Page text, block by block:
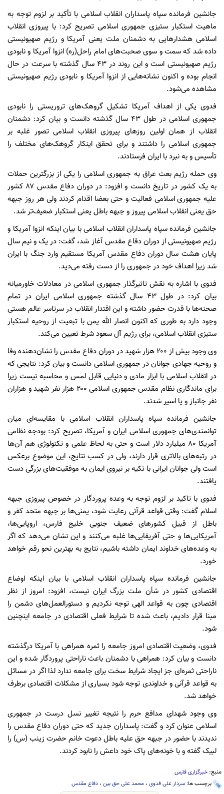
جانشین فرمانده سپاه پاسداران انقلاب اسلامی با تأکید بر لزوم توجه به
ماهیت استکبار ستیزی جمهوری اسلامی تصریح کرد: با پیروزی انقلاب
اسلامی هشدارهایی به دشمنان ملت یعنی آمریکا و رژیم صهیونیستی
داده شد که سمت و سوی صحبت‌های امام راحل(ره) انزوا آمریکا و نابودی
رژیم صهیونیستی است و این روند در ۴۳ سال گذشته با سرعت در حال
انجام بوده و اکنون نشانه‌هایی از انزوا آمریکا و نابودی رژیم صهیونیستی
مشاهده می‌شود.
فدوی یکی از اهداف آمریکا تشکیل گروهک‌های تروریستی را نابودی
جمهوری اسلامی در طول ۴۳ سال گذشته دانست و بیان کرد: دشمنان
انقلاب از همان اولین روزهای پیروزی انقلاب اسلامی تصور غلبه بر
جمهوری اسلامی را داشتند و برای تحقق اینکار گروهک‌های مختلف را
تأسیس و به نبرد با ایران فرستادند.
وی حمله رژیم بعث عراق به جمهوری اسلامی را یکی از بزرگترین حملات
به یک کشور در تاریخ دانست و افزود: در دوران دفاع مقدس ۸۷ کشور
علیه جمهوری اسلامی فعالیت و حتی بعضا اقدام کردند ولی هر روز جبهه
حق یعنی انقلاب اسلامی پیروز و جبهه باطل یعنی استکبار ضعیف‌تر شد.
جانشین فرمانده سپاه پاسداران انقلاب اسلامی با بیان اینکه انزوا آمریکا و
رژیم صهیونیستی از دوران دفاع مقدس آغاز شد، گفت: در یک و نیم سال
پایان هشت سال دوران دفاع مقدس آمریکا مستقیم وارد جنگ با ایران
شد زیرا اهداف خود در جمهوری را از دست رفته می‌دید.
فدوی با اشاره به نقش تاثیرگذار جمهوری اسلامی در معادلات خاورمیانه
بیان کرد: در طول ۴۳ سال گذشته جمهوری اسلامی ایران در تمام
صحنه‌ها با قدرت حضور داشته و این اقتدار انقلاب در سرتاسر عالم هستی
وجود دارد به طوری که اکنون انصار الله یمن با تبعیت از روحیه استکبار
ستیزی انقلاب اسلامی، برای رژیم آل سعود شرط تعیین می‌کند.
وی وجود بیش از ۲۰۰ هزار شهید در دوران دفاع مقدس را نشان‌دهنده وفا
و روحیه جهادی جوانان در جمهوری اسلامی دانست و بیان کرد: نتایجی که
در انقلاب اسلامی با ابزار مادی و دنیایی قابل لمس و محاسبه نیست زیرا
برای ماندگاری نظام مقدس جمهوری اسلامی ۲۰۰ هزار نفر شهید و هزاران
نفر جانباز و یا اسیر شدند.
جانشین فرمانده سپاه پاسداران انقلاب اسلامی با مقایسه‌ای میان
توانمندی‌های جمهوری اسلامی ایران و آمریکا، تصریح کرد: بودجه نظامی
آمریکا ۸۰ میلیارد دلار است و حتی به لحاظ علمی و تکنولوژی هم آن‌ها
در رتبه‌های بالاتری قرار دارند، ولی در کسب نتایج، این موضوع برعکس
است ولی جوانان ایرانی با تکیه بر نیروی ایمان به موفقیت‌های بزرگی دست
یافتند.
فدوی با تاکید بر لزوم توجه به وعده پروردگار در خصوص پیروزی جبهه
اسلام گفت: وقتی قواعد قرآنی رعایت شود، یمنی‌ها بر جبهه متحد کفر و
باطل از قبیل کشورهای ضعیف جنوبی خلیج فارس، اروپایی‌ها،
آمریکایی‌ها و حتی آفریقایی‌ها غلبه می‌کنند و این نشان می‌دهد که اگر
به وعده‌های خداوند ایمان داشته باشیم، نتایج به بهترین نحو رقم خواهد
خورد.
جانشین فرمانده سپاه پاسداران انقلاب اسلامی با بیان اینکه اوضاع
اقتصادی کشور در شأن ملت بزرگ ایران نیست، افزود: امروز از نظر
اقتصادی چون به قواعد الهی توجه نکردیم و دستورالعمل‌های دشمن را
مبنا قرار دادیم، باعث شده تا شرایط فعلی اقتصادی در جامعه اینچنین
شود.
فدوی، وضعیت اقتصادی امروز جامعه را ثمره همراهی با آمریکا درگذشته
دانست و بیان کرد: همراهی با دشمنان باعث ناراحتی پروردگار شده و این
ناراحتی ثمره‌ای جز ایجاد شرایط سخت برای جامعه ندارد لذا اگر در مسائل
به قواعد قرآنی و خداوندی توجه شود بسیاری از مشکلات اقتصادی برطرف
خواهد شد.
وی وجود شهدای مدافع حرم را نتیجه تغییر نسل درست در جمهوری
اسلامی عنوان کرد و گفت: پاسداران جدید که حتی دوران دفاع مقدس را
ندیدند با حضور در جبهه حق علیه باطل دعوت خانم حضرت زینب (س) را
لبیک گفته و با خونه‌‌های پاک خود داعش را نابود کردند.
منبع: خبرگزاری فارس
برچسب ها: سردار علی فدوی ، محمد علی حق بین ، دفاع مقدس